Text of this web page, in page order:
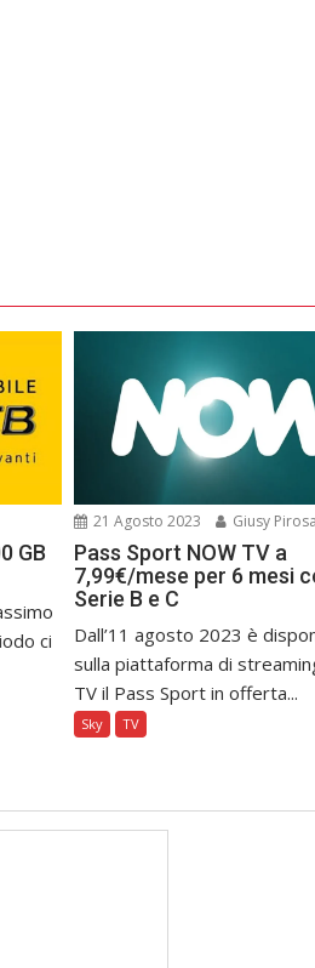
GB
ci
21 Agosto 2023 Giusy Pirosa
Pass Sport NOW TV a
7,99€/mese per 6 mesi
Serie B e C
Dall’11 agosto 2023 è
sulla piattaforma di
TV il Pass Sport in offerta...
Sky TV